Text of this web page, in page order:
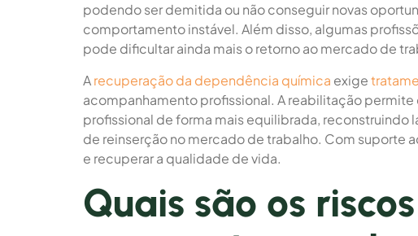
podendo ser demitida ou não conseguir novas
comportamento instável. Além disso, algumas
pode dificultar ainda mais o retorno ao mercado de
Arecuperação da dependência química exige
acompanhamento profissional. A reabilitação
profissional de forma mais equilibrada, reconstruindo
de reinserção no mercado de trabalho. Com suporte
e recuperar a qualidade de vida.
Quais são os